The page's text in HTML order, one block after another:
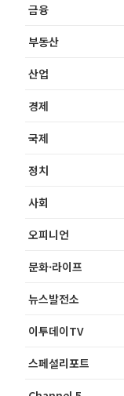
금융
부동산
산업
경제
국제
정치
사회
오피니언
문화·라이프
뉴스발전소
이투데이TV
스페셜리포트